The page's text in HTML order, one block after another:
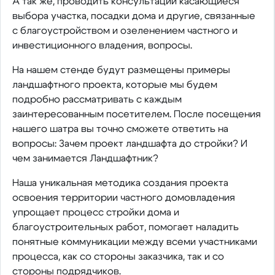
выбора участка, посадки дома и другие, связанные
с благоустройством и озеленением частного и
инвестиционного владения, вопросы.
На нашем стенде будут размещены примеры
ландшафтного проекта, которые мы будем
подробно рассматривать с каждым
заинтересованным посетителем. После посещения
нашего шатра вы точно сможете ответить на
вопросы: Зачем проект ландшафта до стройки? И
чем занимается Ландшафтник?
Наша уникальная методика создания проекта
освоения территории частного домовладения
упрощает процесс стройки дома и
благоустроительных работ, помогает наладить
понятные коммуникации между всеми участниками
процесса, как со стороны заказчика, так и со
стороны подрядчиков.